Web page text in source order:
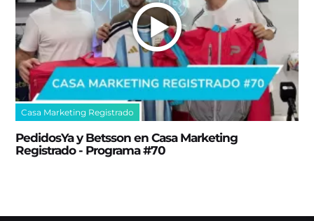
Casa Marketing Registrado
PedidosYa y Betsson en Casa Marketing
Registrado - Programa #70